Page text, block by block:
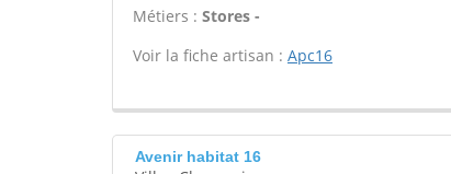
Métiers : Stores -
Voir la fiche artisan : Apc16
Avenir habitat 16